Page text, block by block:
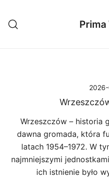
treści
Prima
Wrzeszczów – historia
dawna gromada, która
latach 1954–1972. W
najmniejszymi
ich istnienie było